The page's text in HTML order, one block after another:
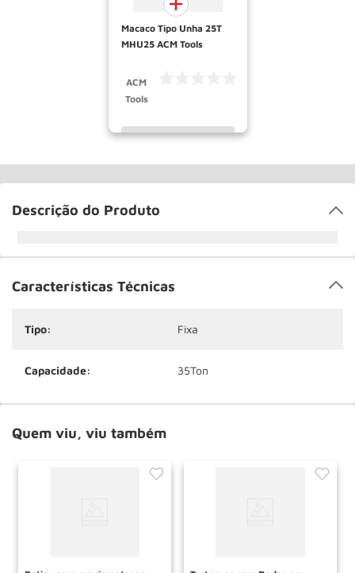
Macaco Tipo Unha 25T
MHU25 ACM Tools
ACM
Tools
INDISPONÍVEL
Descrição do Produto
Características Técnicas
Tipo: Fixa
Capacidade: 35Ton
Quem viu, viu também